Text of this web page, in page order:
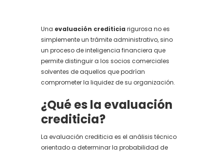
Una evaluación crediticia rigurosa no es
simplemente un trámite administrativo, sino
un proceso de inteligencia financiera que
permite distinguir a los socios comerciales
solventes de aquellos que podrían
comprometer la liquidez de su organización.
¿Qué es la evaluación
crediticia?
La evaluación crediticia es el análisis técnico
orientado a determinar la probabilidad de